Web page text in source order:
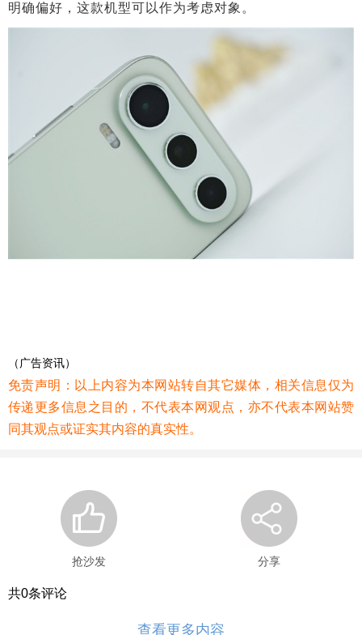
明确偏好，这款机型可以作为考虑对象。
（广告资讯）
免责声明：以上内容为本网站转自其它媒体，相关信息仅为
传递更多信息之目的，不代表本网观点，亦不代表本网站赞
同其观点或证实其内容的真实性。
抢沙发 分享
共0条评论
查看更多内容